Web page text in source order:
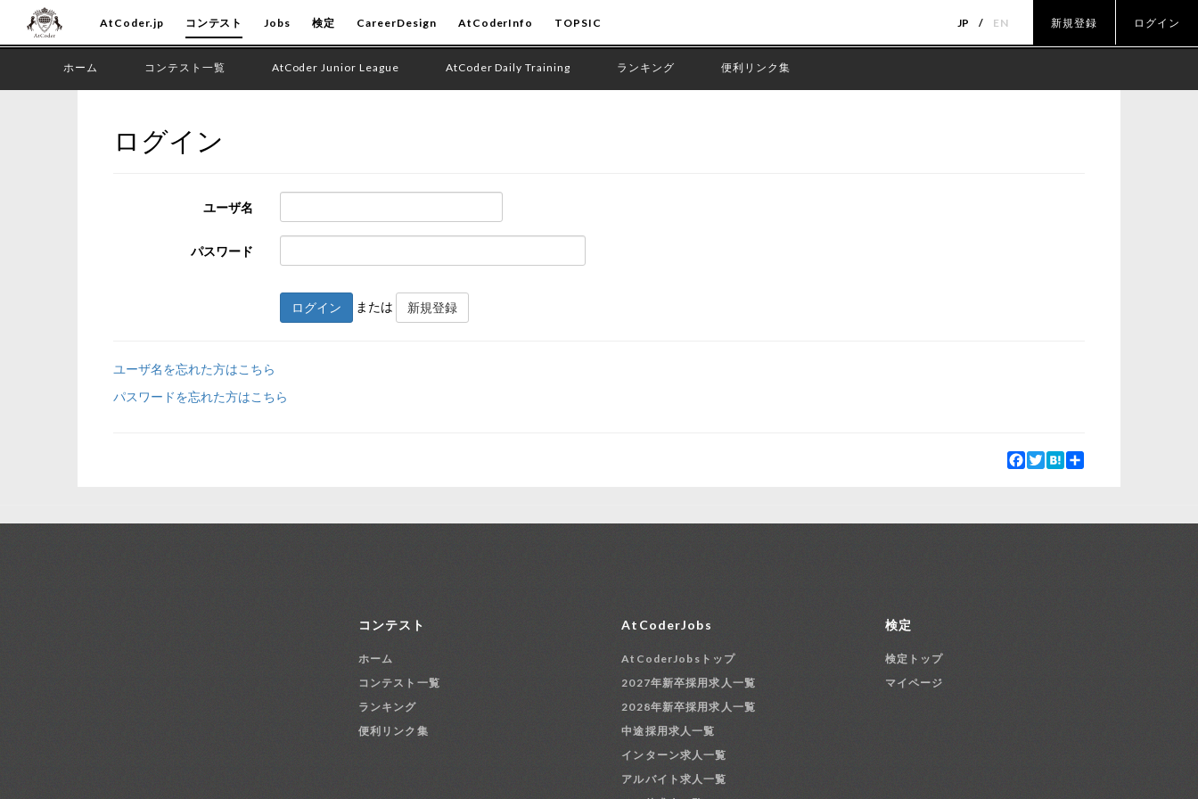
AtCoder.jp コンテスト Jobs 検定 CareerDesign AtCoderInfo TOPSIC JP EN 新規登録 ログイン
ホーム コンテスト一覧 AtCoder Junior League AtCoder Daily Training ランキング 便利リンク集
ログイン
ユーザ名
パスワード
ログイン または 新規登録
ユーザ名を忘れた方はこちら
パスワードを忘れた方はこちら
Facebook
Twitter
Hatena
コンテスト
ホーム
コンテスト一覧
ランキング
便利リンク集
AtCoderJobs
AtCoderJobsトップ
2027年新卒採用求人一覧
2028年新卒採用求人一覧
中途採用求人一覧
インターン求人一覧
アルバイト求人一覧
検定
検定トップ
マイページ